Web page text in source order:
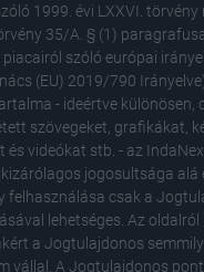
1999. évi LXXVI. törvény
35/A. § (1)
szóló európai
(EU) 2019/790
- ideértve különösen,
szövegeket, grafikákat,
és videókat stb. - az
jogosultsága alá
felhasználása csak a
lehetséges. Az oldalról
a Jogtulajdonos
vállal. A Jogtulajdonos